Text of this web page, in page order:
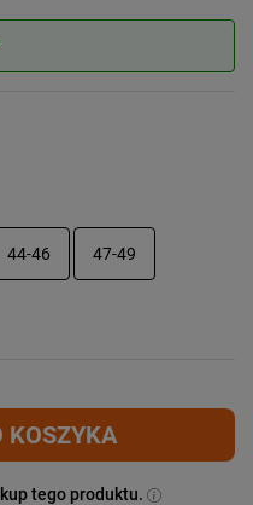
44-46 47-49
KOSZYKA
tego produktu.